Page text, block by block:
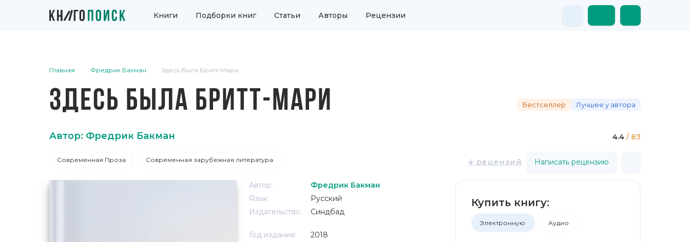
Книги Подборки книг Статьи Авторы Рецензии
Главная Фредрик Бакман Здесь была Бритт-Мари
ЗДЕСЬ БЫЛА БРИТТ-МАРИ Бестселлер Лучшее у автора
Автор: Фредрик Бакман 4.4 / 83
Современная Проза Современная зарубежная литература 4 рецензий Написать рецензию
Автор:
Фредрик Бакман
Язык:
Русский
Издательство:
Синдбад
Год издания:
2018
Купить книгу:
Электронную Аудио